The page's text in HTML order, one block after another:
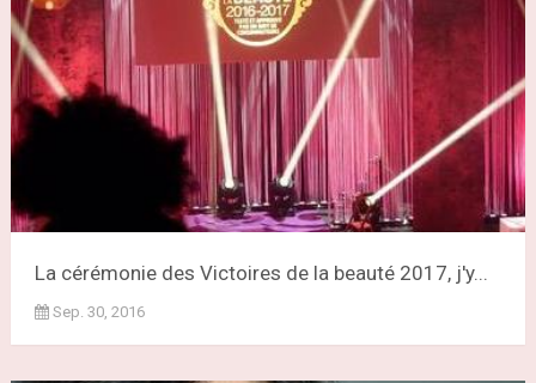
La cérémonie des Victoires de la beauté 2017, j'y...
Sep. 30, 2016